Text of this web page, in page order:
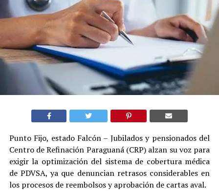
Punto Fijo, estado Falcón – Jubilados y pensionados del
Centro de Refinación Paraguaná (CRP) alzan su voz para
exigir la optimización del sistema de cobertura médica
de PDVSA, ya que denuncian retrasos considerables en
los procesos de reembolsos y aprobación de cartas aval.